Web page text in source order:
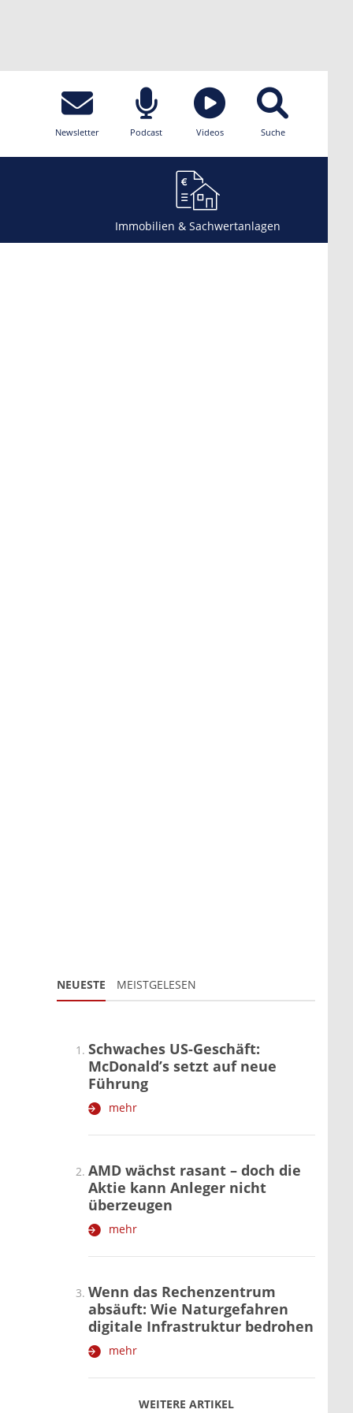
Newsletter Podcast Videos Suche
Immobilien & Sachwertanlagen
NEUESTE MEISTGELESEN
WEITERE ARTIKEL
zurückweiter
Schwaches US-Geschäft:
McDonald’s setzt auf neue
Führung
mehr
AMD wächst rasant – doch die
Aktie kann Anleger nicht
überzeugen
mehr
Wenn das Rechenzentrum
absäuft: Wie Naturgefahren
digitale Infrastruktur bedrohen
mehr